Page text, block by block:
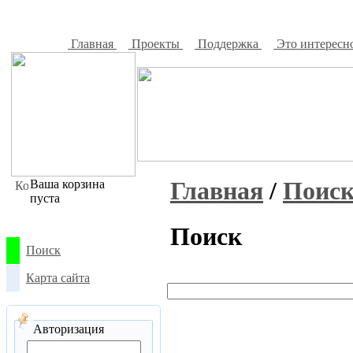
Главная Проекты Поддержка Это
Ваша корзина
пуста
Поиск
Карта сайта
Авторизация
Главная /
Поиск